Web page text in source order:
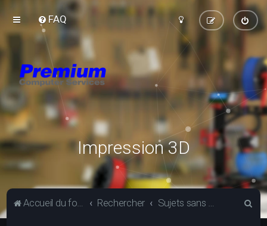
FAQ
Impression 3D
Accueil du forum Rechercher Sujets sans réponse